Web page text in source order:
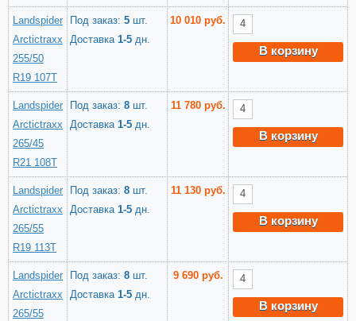
Landspider
Arctictraxx
255/50
R19 107T
Под заказ: 5 шт.
Доставка 1-5 дн.
10 010 руб.
В корзину
Landspider
Arctictraxx
265/45
R21 108T
Под заказ: 8 шт.
Доставка 1-5 дн.
11 780 руб.
В корзину
Landspider
Arctictraxx
265/55
R19 113T
Под заказ: 8 шт.
Доставка 1-5 дн.
11 130 руб.
В корзину
Landspider
Arctictraxx
265/55
Под заказ: 8 шт.
Доставка 1-5 дн.
9 690 руб.
В корзину